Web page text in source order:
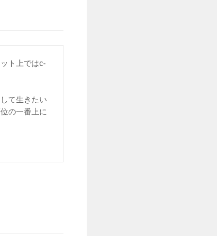
ト上ではc-
て生きたい
の一番上に